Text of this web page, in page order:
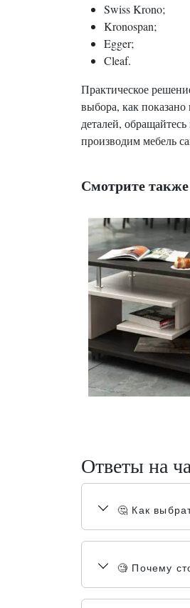
Swiss Krono;
Kronospan;
Egger;
Cleaf.
Практическое
выбора, как
деталей,
производим мебель
Смотрите также
Ответы на
🤔 Как
🧐 Почему